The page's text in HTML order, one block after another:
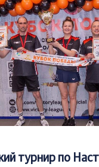
турнир по